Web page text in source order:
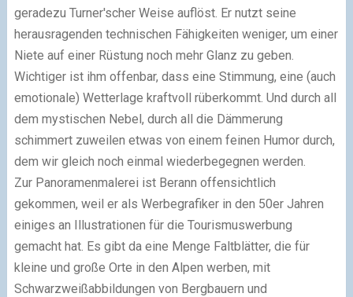
geradezu Turner'scher Weise auflöst. Er nutzt seine
herausragenden technischen Fähigkeiten weniger, um einer
Niete auf einer Rüstung noch mehr Glanz zu geben.
Wichtiger ist ihm offenbar, dass eine Stimmung, eine (auch
emotionale) Wetterlage kraftvoll rüberkommt. Und durch all
dem mystischen Nebel, durch all die Dämmerung
schimmert zuweilen etwas von einem feinen Humor durch,
dem wir gleich noch einmal wiederbegegnen werden.
Zur Panoramenmalerei ist Berann offensichtlich
gekommen, weil er als Werbegrafiker in den 50er Jahren
einiges an Illustrationen für die Tourismuswerbung
gemacht hat. Es gibt da eine Menge Faltblätter, die für
kleine und große Orte in den Alpen werben, mit
Schwarzweißabbildungen von Bergbauern und